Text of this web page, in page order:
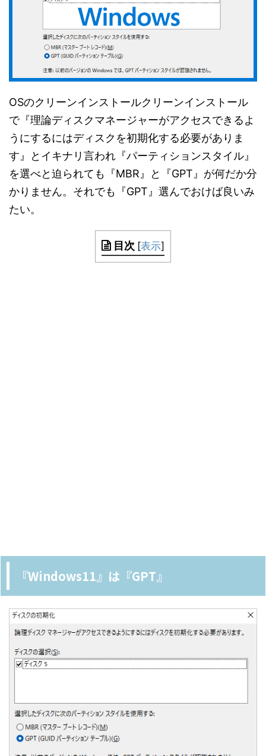
OSのクリーンインストールクリーンインストール
で『理論ディスクマネージャーがアクセスできるよ
うにするにはディスクを初期化する必要がありま
す』とイキナリ言われ『パーティションスタイル』
を選べと迫られても『MBR』と『GPT』が何だか分
かりません。それでも『GPT』選んでおけば良いみ
たい。
目次 [表示]
『Windows11』は『GPT』